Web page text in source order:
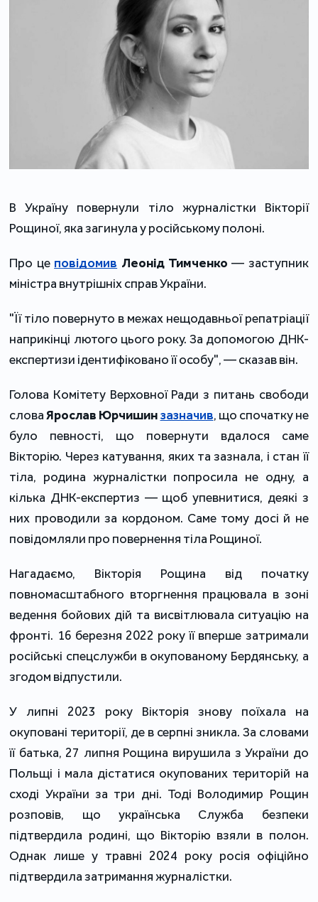
В Україну повернули тіло журналістки Вікторії
Рощиної, яка загинула у російському полоні.
Про це повідомив Леонід Тимченко — заступник
міністра внутрішніх справ України.
"Її тіло повернуто в межах нещодавньої репатріації
наприкінці лютого цього року. За допомогою ДНК-
експертизи ідентифіковано її особу", — сказав він.
Голова Комітету Верховної Ради з питань свободи
слова Ярослав Юрчишинзазначив, що спочатку не
було певності, що повернути вдалося саме
Вікторію. Через катування, яких та зазнала, і стан її
тіла, родина журналістки попросила не одну, а
кілька ДНК-експертиз — щоб упевнитися, деякі з
них проводили за кордоном. Саме тому досі й не
повідомляли про повернення тіла Рощиної.
Нагадаємо, Вікторія Рощина від початку
повномасштабного вторгнення працювала в зоні
ведення бойових дій та висвітлювала ситуацію на
фронті. 16 березня 2022 року її вперше затримали
російські спецслужби в окупованому Бердянську, а
згодом відпустили.
У липні 2023 року Вікторія знову поїхала на
окуповані території, де в серпні зникла. За словами
її батька, 27 липня Рощина вирушила з України до
Польщі і мала дістатися окупованих територій на
сході України за три дні. Тоді Володимир Рощин
розповів, що українська Служба безпеки
підтвердила родині, що Вікторію взяли в полон.
Однак лише у травні 2024 року росія офіційно
підтвердила затримання журналістки.